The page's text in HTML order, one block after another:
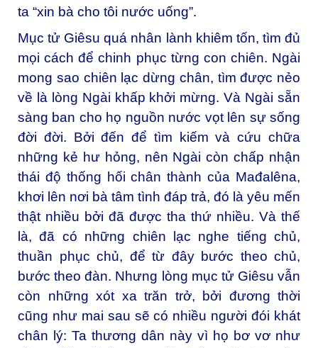
ta “xin bà cho tôi nước uống”.
Mục tử Giêsu quá nhân lành khiêm tốn, tìm đủ
mọi cách để chinh phục từng con chiên. Ngài
mong sao chiên lạc dừng chân, tìm được nẻo
về là lòng Ngài khấp khởi mừng. Và Ngài sẵn
sàng ban cho họ nguồn nước vọt lên sự sống
đời đời. Bởi đến để tìm kiếm và cứu chữa
những kẻ hư hỏng, nên Ngài còn chấp nhận
thái độ thống hối chân thành của Mađalêna,
khơi lên nơi bà tâm tình đáp trả, đó là yêu mến
thật nhiều bởi đã được tha thứ nhiều. Và thế
là, đã có những chiên lạc nghe tiếng chủ,
thuần phục chủ, để từ đây bước theo chủ,
bước theo đàn. Nhưng lòng mục tử Giêsu vẫn
còn những xót xa trăn trở, bởi đương thời
cũng như mai sau sẽ có nhiều người đói khát
chân lý: Ta thương dân này vì họ bơ vơ như